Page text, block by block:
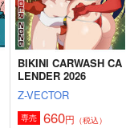
BIKINI CARWASH CA
LENDER 2026
Z-VECTOR
専売 660円 （税込）